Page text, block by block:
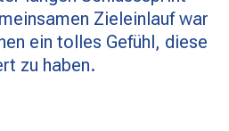
Zieleinlauf war
ein tolles Gefühl, diese
zu haben.